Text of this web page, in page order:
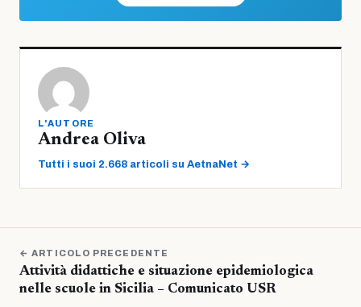
L'AUTORE
Andrea Oliva
Tutti i suoi 2.668 articoli su AetnaNet →
← ARTICOLO PRECEDENTE
Attività didattiche e situazione epidemiologica
nelle scuole in Sicilia – Comunicato USR